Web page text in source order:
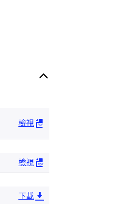
檢視
檢視
下載